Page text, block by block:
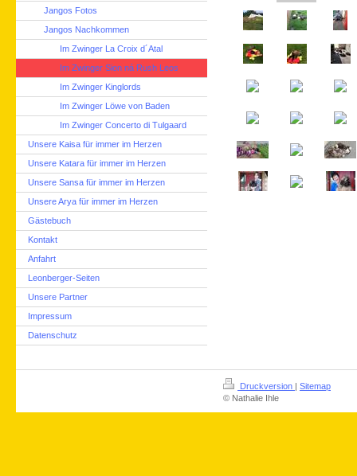
Jangos Fotos
Jangos Nachkommen
Im Zwinger La Croix d´Atal
Im Zwinger Sion ná Rush Leos
Im Zwinger Kinglords
Im Zwinger Löwe von Baden
Im Zwinger Concerto di Tulgaard
Unsere Kaisa für immer im Herzen
Unsere Katara für immer im Herzen
Unsere Sansa für immer im Herzen
Unsere Arya für immer im Herzen
Gästebuch
Kontakt
Anfahrt
Leonberger-Seiten
Unsere Partner
Impressum
Datenschutz
Druckversion | Sitemap
© Nathalie Ihle